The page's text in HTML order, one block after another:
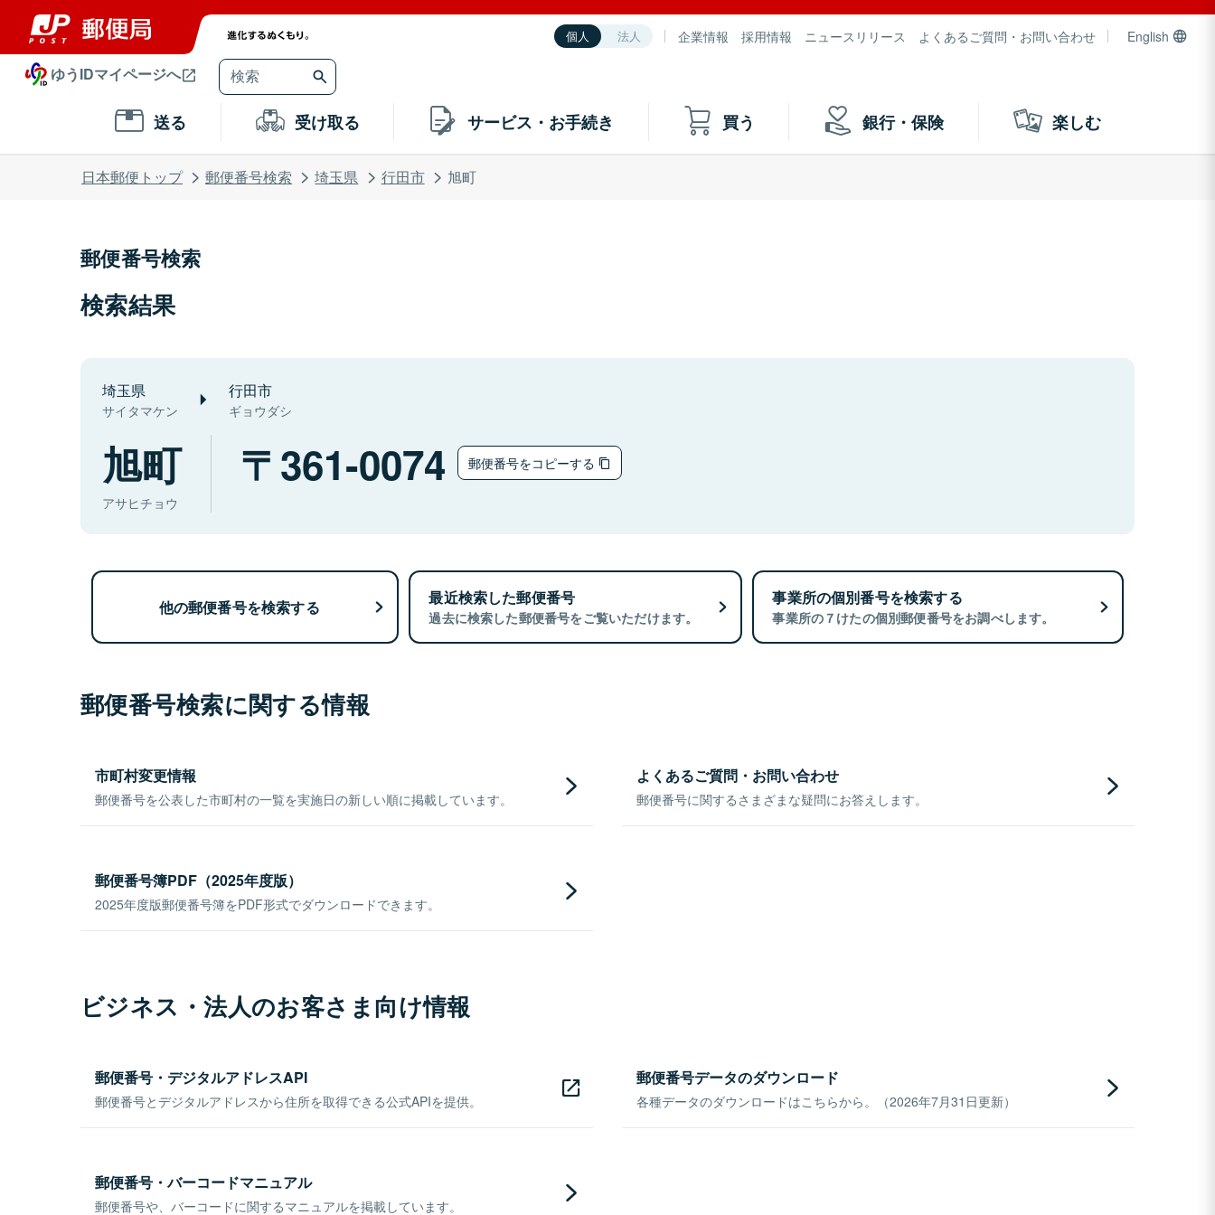
個人 法人 企業情報 採用情報 ニュースリリース よくあるご質問・お問い合わせ English
ゆうIDマイページへ
送る 受け取る サービス・お手続き 買う 銀行・保険 楽しむ
日本郵便トップ 郵便番号検索 埼玉県 行田市 旭町
郵便番号検索
検索結果
埼玉県
サイタマケン
行田市
ギョウダシ
旭町
アサヒチョウ
361-0074 郵便番号をコピーする
他の郵便番号を検索する 最近検索した郵便番号
過去に検索した郵便番号をご覧いただけます。
事業所の個別番号を検索する
事業所の７けたの個別郵便番号をお調べします。
郵便番号検索に関する情報
市町村変更情報
郵便番号を公表した市町村の一覧を実施日の新しい順に掲載しています。
よくあるご質問・お問い合わせ
郵便番号に関するさまざまな疑問にお答えします。
郵便番号簿PDF（2025年度版）
2025年度版郵便番号簿をPDF形式でダウンロードできます。
ビジネス・法人のお客さま向け情報
郵便番号・デジタルアドレスAPI
郵便番号とデジタルアドレスから住所を取得できる公式APIを提供。
郵便番号データのダウンロード
各種データのダウンロードはこちらから。（2026年7月31日更新）
郵便番号・バーコードマニュアル
郵便番号や、バーコードに関するマニュアルを掲載しています。